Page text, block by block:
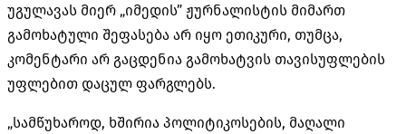
უგულავას მიერ „იმედის” ჟურნალისტის მიმართ
გამოხატული შეფასება არ იყო ეთიკური, თუმცა,
კომენტარი არ გაცდენია გამოხატვის თავისუფლების
უფლებით დაცულ ფარგლებს.
„სამწუხაროდ, ხშირია პოლიტიკოსების, მაღალი